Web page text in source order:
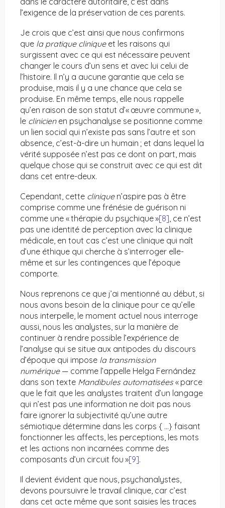
l’exigence de la préservation de ces parents.
Je crois que c’est ainsi que nous confirmons
que la pratique cliniqueet les raisons qui
surgissent avec ce qui est nécessaire peuvent
changer le cours d’un sens et avec lui celui de
l’histoire. Il n’y a aucune garantie que cela se
produise, mais il y a une chance que cela se
produise. En même temps, elle nous rappelle
qu’en raison de son statut d’« œuvre commune »,
le clinicienen psychanalyse se positionne comme
un lien social qui n’existe pas sans l’autre et son
absence, c’est-à-dire un humain ; et dans lequel la
vérité supposée n’est pas ce dont on part, mais
quelque chose qui se construit avec ce qui est dit
dans cet entre-deux.
Cependant, cette cliniquen’aspire pas à être
comprise comme une frénésie de guérison ni
comme une « thérapie du psychique »[8], ce n’est
pas une identité de perception avec la clinique
médicale, en tout cas c’est une clinique qui naît
d’une éthique qui cherche à s’interroger elle-
même et sur les contingences que l’époque
comporte.
Nous reprenons ce que j’ai mentionné au début, si
nous avons besoin de la clinique pour ce qu’elle
nous interpelle, le moment actuel nous interroge
aussi, nous les analystes, sur la manière de
continuer à rendre possible l’expérience de
l’analyse qui se situe aux antipodes du discours
d’époque qui impose la transmission
numérique— comme l’appelle Helga Fernández
dans son texte Mandibules automatisées « parce
que le fait que les analystes traitent d’un langage
qui n’est pas une information ne doit pas nous
faire ignorer la subjectivité qu’une autre
sémiotique détermine dans les corps { …} faisant
fonctionner les affects, les perceptions, les mots
et les actions non incarnées comme des
composants d’un circuit fou »[9].
Il devient évident que nous, psychanalystes,
devons poursuivre le travail clinique, car c’est
dans cet acte même que sont saisies les traces